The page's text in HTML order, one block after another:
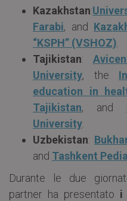
Kazakhstan:
Farabi, and
“KSPH” (VSHOZ)
Tajikistan:
University, the
education in
Tajikistan, and
University
Uzbekistan:
and Tashkent
Durante le due
partner ha presentato i